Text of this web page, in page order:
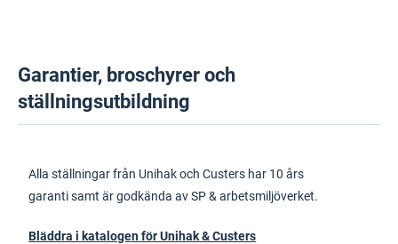
Garantier, broschyrer och
ställningsutbildning
Alla ställningar från Unihak och Custers har 10 års
garanti samt är godkända av SP & arbetsmiljöverket.
Bläddra i katalogen för Unihak & Custers